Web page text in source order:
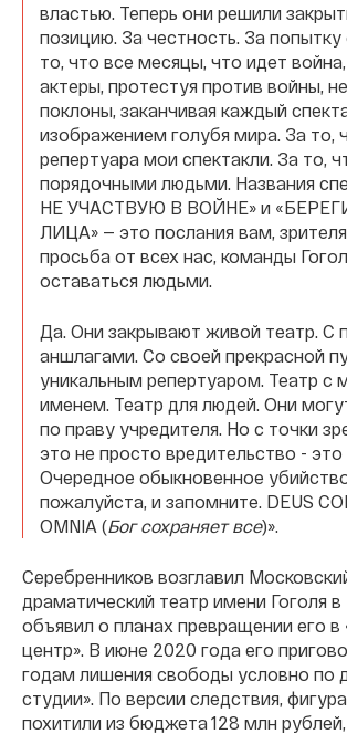
властью. Теперь они решили
позицию. За честность. За
то, что все месяцы, что идет
актеры, протестуя против войны,
поклоны, заканчивая каждый
изображением голубя мира. За то,
репертуара мои спектакли. За то,
порядочными людьми. Названия
НЕ УЧАСТВУЮ В ВОЙНЕ» и
ЛИЦА» — это послания вам,
просьба от всех нас, команды
оставаться людьми.
Да. Они закрывают живой театр. С
аншлагами. Со своей прекрасной
уникальным репертуаром. Театр с
именем. Театр для людей. Они
по праву учредителя. Но с точки
это не просто вредительство - это
Очередное обыкновенное
пожалуйста, и запомните. DEUS
OMNIA (Бог сохраняет все)».
Серебренников возглавил
драматический театр имени Гоголя в
объявил о планах превращении его в
центр». В июне 2020 года его
годам лишения свободы условно по
студии». По версии следствия,
похитили из бюджета 128 млн